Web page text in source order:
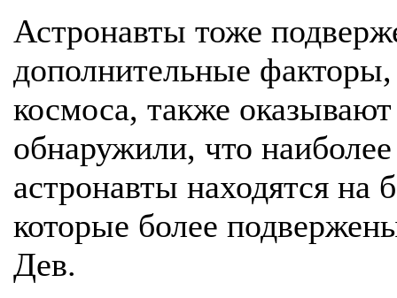
Астронавты тоже
дополнительные
космоса, также
обнаружили, что
астронавты находятся
которые более
Дев.